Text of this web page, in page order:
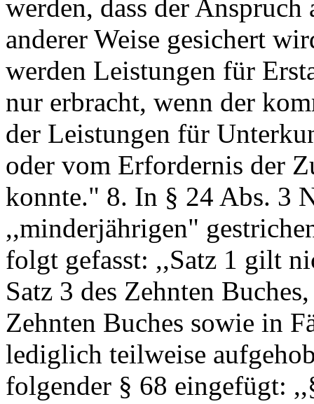
werden, dass der
anderer Weise gesichert
werden Leistungen für
nur erbracht, wenn der
der Leistungen für
oder vom Erfordernis der
konnte." 8. In § 24 Abs. 3
,,minderjährigen"
folgt gefasst: ,,Satz 1 gilt
Satz 3 des Zehnten
Zehnten Buches sowie in
lediglich teilweise
folgender § 68 eingefügt: